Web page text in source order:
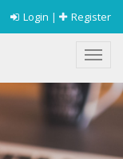
Login | Register